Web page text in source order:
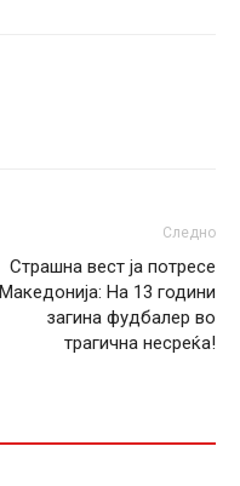
Следно
Страшна вест ја потресе
Македонија: На 13 години
загина фудбалер во
трагична несреќа!